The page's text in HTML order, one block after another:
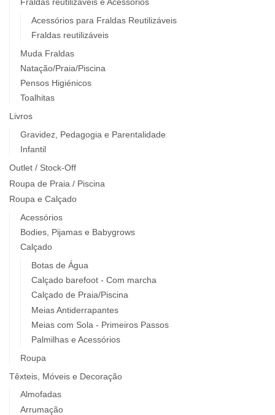
Acessórios para Fraldas Reutilizáveis
Fraldas reutilizáveis
Muda Fraldas
Natação/Praia/Piscina
Pensos Higiénicos
Toalhitas
Livros
Gravidez, Pedagogia e Parentalidade
Infantil
Outlet / Stock-Off
Roupa de Praia / Piscina
Roupa e Calçado
Acessórios
Bodies, Pijamas e Babygrows
Calçado
Botas de Água
Calçado barefoot - Com marcha
Calçado de Praia/Piscina
Meias Antiderrapantes
Meias com Sola - Primeiros Passos
Palmilhas e Acessórios
Roupa
Têxteis, Móveis e Decoração
Almofadas
Arrumação